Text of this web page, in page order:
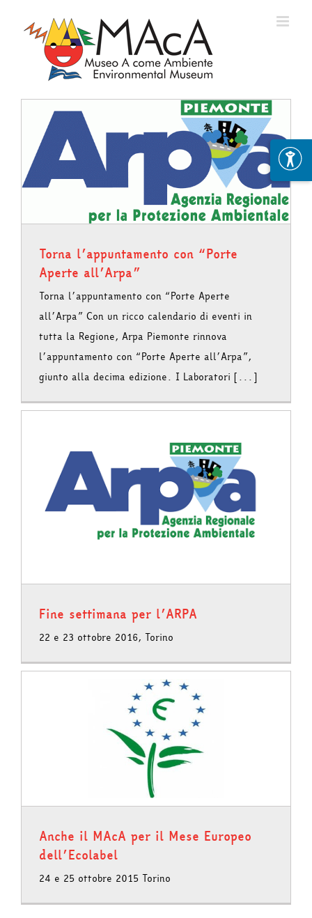
Torna l’appuntamento con “Porte
Aperte all’Arpa”
Torna l’appuntamento con “Porte Aperte
all’Arpa” Con un ricco calendario di eventi in
tutta la Regione, Arpa Piemonte rinnova
l’appuntamento con “Porte Aperte all’Arpa”,
giunto alla decima edizione. I Laboratori [...]
Fine settimana per l’ARPA
22 e 23 ottobre 2016, Torino
Anche il MAcA per il Mese Europeo
dell’Ecolabel
24 e 25 ottobre 2015 Torino